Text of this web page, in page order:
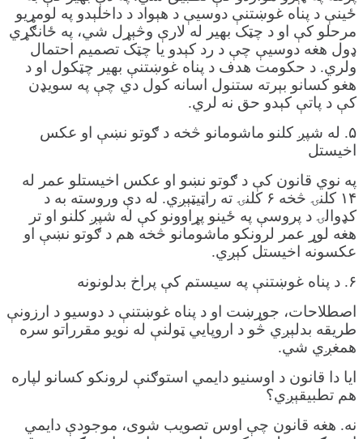
ځینې د پناه غوښتنې دوسیې د هېواد د داخلېدو په لومړیو
مرحلو کې او د چټک بهیر له لارې وڅېړل شي، په ځانګړي
ډول هغه دوسیې چې د رد کېدو یا چټک تصمیم احتمال
ولري. د حکومت هدف د پناه غوښتنې بهیر چټکول او د
هغو کسانو بېرته ستنول اسانه کول دي چې په سویډن
کې د پاتې کېدو حق نه لري.
۵. له شپږ کلنو ماشومانو څخه د ګوتو نښې او عکس
اخیستل
په نوي قانون کې د ګوتو نښو او عکس اخیستلو عمر له
۱۴ کلنۍ څخه ۶ کلنۍ ته راټیټېږي. له دې وروسته به د
کډوالۍ د پروسې په ځینو پړاوونو کې له شپږ کلنو او تر
هغه لوړ عمر لرونکو ماشومانو څخه هم د ګوتو نښې او
عکسونه اخیستل کېږي.
۶. د پناه غوښتنې په سیستم کې پراخ بدلونونه
اصطلاحات، جوړښت او د پناه غوښتنې د دوسیو د ارزونې
طریقه بدلېږي څو د اروپایي ټولنې له نویو مقرراتو سره
همغږي شي.
ایا دا قانون د اوسنیو دایمي استوګنې لرونکو کسانو لپاره
هم تطبیقېږي؟
نه. هغه قانون چې اوس تصویب شوی، موجودې دایمي